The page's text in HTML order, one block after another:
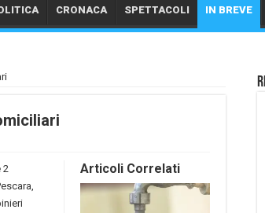
CRONACA SPETTACOLI IN BREVE
Articoli Correlati
2